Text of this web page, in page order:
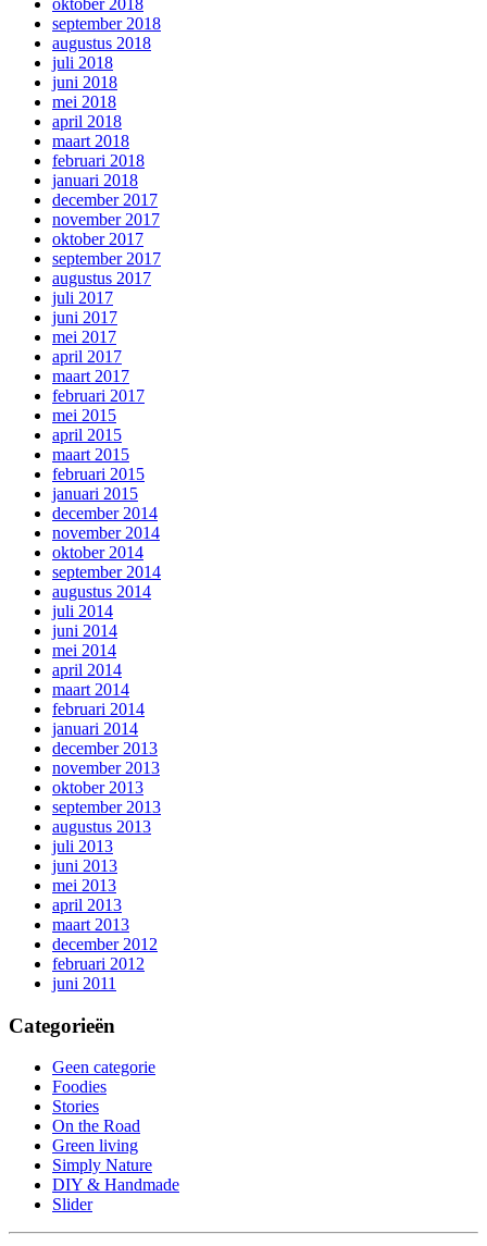
oktober 2018
september 2018
augustus 2018
juli 2018
juni 2018
mei 2018
april 2018
maart 2018
februari 2018
januari 2018
december 2017
november 2017
oktober 2017
september 2017
augustus 2017
juli 2017
juni 2017
mei 2017
april 2017
maart 2017
februari 2017
mei 2015
april 2015
maart 2015
februari 2015
januari 2015
december 2014
november 2014
oktober 2014
september 2014
augustus 2014
juli 2014
juni 2014
mei 2014
april 2014
maart 2014
februari 2014
januari 2014
december 2013
november 2013
oktober 2013
september 2013
augustus 2013
juli 2013
juni 2013
mei 2013
april 2013
maart 2013
december 2012
februari 2012
juni 2011
Categorieën
Geen categorie
Foodies
Stories
On the Road
Green living
Simply Nature
DIY & Handmade
Slider